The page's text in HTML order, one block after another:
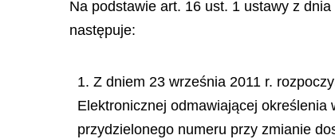
Na podstawie art. 16 ust. 1 ustawy z
następuje:
1. Z dniem 23 września 2011 r.
Elektronicznej odmawiającej określenia
przydzielonego numeru przy zmianie